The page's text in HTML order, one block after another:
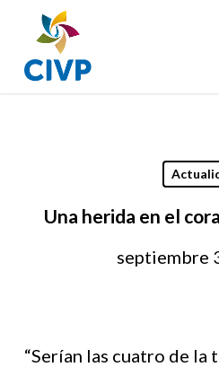
main
content
Una herida en el
septiembre
“Serían las cuatro de la